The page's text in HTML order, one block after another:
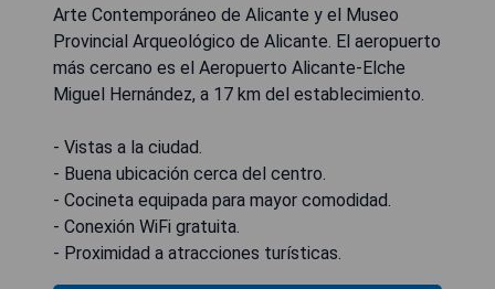
Arte Contemporáneo de Alicante y el Museo
Provincial Arqueológico de Alicante. El aeropuerto
más cercano es el Aeropuerto Alicante-Elche
Miguel Hernández, a 17 km del establecimiento.
- Vistas a la ciudad.
- Buena ubicación cerca del centro.
- Cocineta equipada para mayor comodidad.
- Conexión WiFi gratuita.
- Proximidad a atracciones turísticas.